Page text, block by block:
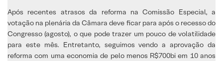
Após recentes atrasos da reforma na Comissão Especial, a
votação na plenária da Câmara deve ficar para após o recesso do
Congresso (agosto), o que pode trazer um pouco de volatilidade
para este mês. Entretanto, seguimos vendo a aprovação da
reforma com uma economia de pelo menos R$700bi em 10 anos